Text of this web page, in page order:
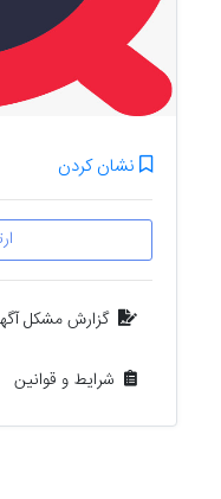
نشان کردن
گزارش مشکل
شرایط و قوانین